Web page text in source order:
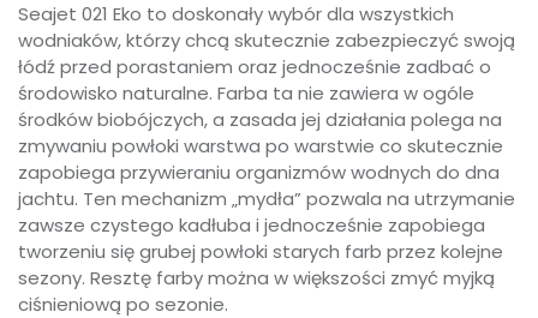
Seajet 021 Eko to doskonały wybór dla wszystkich
wodniaków, którzy chcą skutecznie zabezpieczyć swoją
łódź przed porastaniem oraz jednocześnie zadbać o
środowisko naturalne. Farba ta nie zawiera w ogóle
środków biobójczych, a zasada jej działania polega na
zmywaniu powłoki warstwa po warstwie co skutecznie
zapobiega przywieraniu organizmów wodnych do dna
jachtu. Ten mechanizm „mydła” pozwala na utrzymanie
zawsze czystego kadłuba i jednocześnie zapobiega
tworzeniu się grubej powłoki starych farb przez kolejne
sezony. Resztę farby można w większości zmyć myjką
ciśnieniową po sezonie.